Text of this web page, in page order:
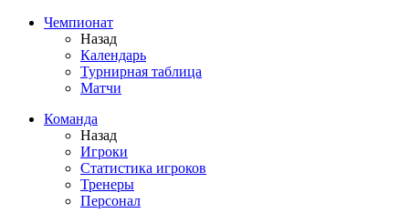
Чемпионат
Назад
Календарь
Турнирная таблица
Матчи
Команда
Назад
Игроки
Статистика игроков
Тренеры
Персонал